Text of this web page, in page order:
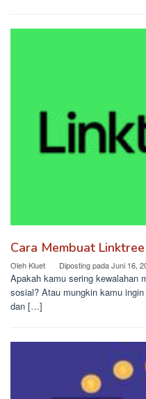
Cara Membuat
Oleh Kluet Diposting padaJuni 16,
Apakah kamu sering kewalahan
sosial? Atau mungkin kamu
dan […]